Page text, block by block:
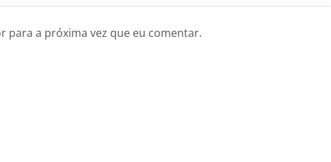
para a próxima vez que eu comentar.